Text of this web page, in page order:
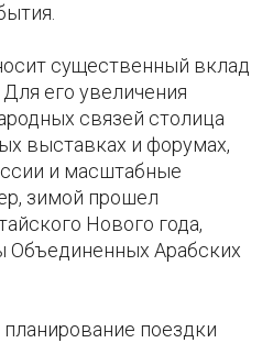
существенный вклад
его увеличения
связей столица
выставках и форумах,
и масштабные
зимой прошел
Нового года,
Объединенных Арабских
поездки